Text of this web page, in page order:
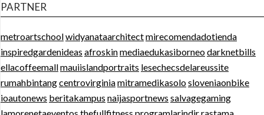
PARTNER
metroartschoolwidyanataarchitectmirecomendadotienda
inspiredgardenideas afroskinmediaedukasiborneodarknetbills
ellacoffeemallmauiislandportraits lesechecsdelareussite
rumahbintangcentrovirginiamitramedikasolosloveniaonbike
ioautonews beritakampus naijasportnews salvagegaming